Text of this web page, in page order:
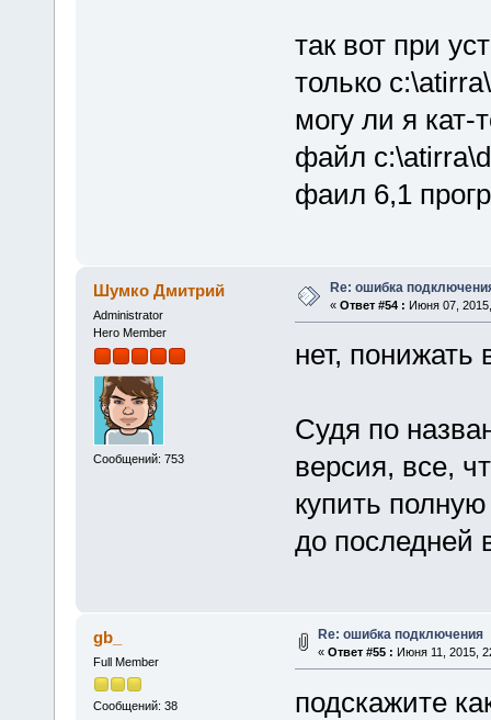
так вот при
только
могу ли я
файл
фаил 6,1
Шумко Дмитрий
Administrator
Hero Member
Сообщений: 753
Re: ошибка
« Ответ #54 : Июня 07,
нет, понижать
Судя по
версия, все,
купить
до последней
gb_
Full Member
Сообщений: 38
Re: ошибка подключения
« Ответ #55 : Июня 11, 2015,
подскажите